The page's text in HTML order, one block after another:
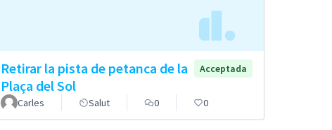
Retirar la pista de petanca de la
Plaça del Sol
Acceptada
Carles Salut 0 0